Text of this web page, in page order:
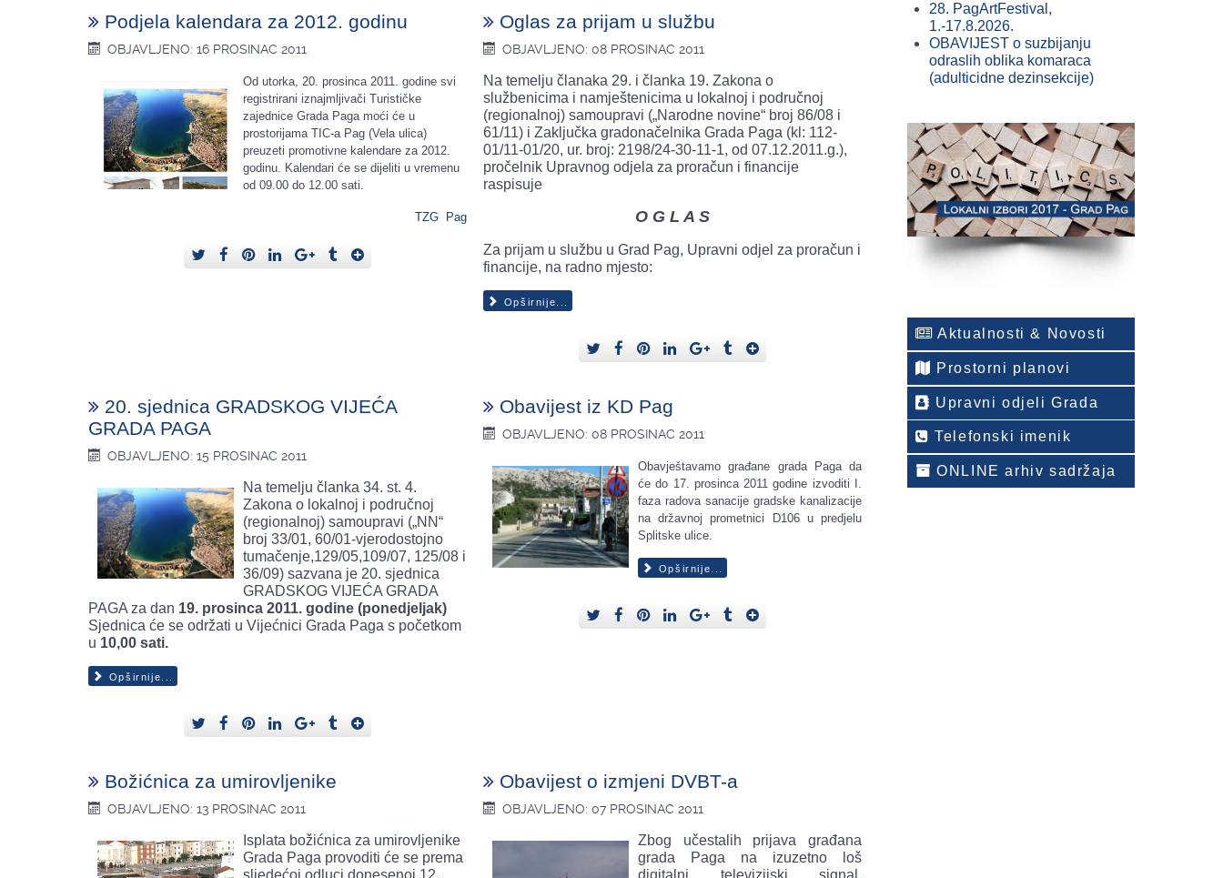
Podjela kalendara za 2012. godinu
OBJAVLJENO: 16 PROSINAC 2011
Od utorka, 20. prosinca 2011. godine svi
registrirani iznajmljivači Turističke
zajednice Grada Paga moći će u
prostorijama TIC-a Pag (Vela ulica)
preuzeti promotivne kalendare za 2012.
godinu. Kalendari će se dijeliti u vremenu
od 09.00 do 12.00 sati.
TZG Pag
Oglas za prijam u službu
OBJAVLJENO: 08 PROSINAC 2011
Na temelju članaka 29. i članka 19. Zakona o
službenicima i namještenicima u lokalnoj i područnoj
(regionalnoj) samoupravi („Narodne novine“ broj 86/08 i
61/11) i Zaključka gradonačelnika Grada Paga (kl: 112-
01/11-01/20, ur. broj: 2198/24-30-11-1, od 07.12.2011.g.),
pročelnik Upravnog odjela za proračun i financije
raspisuje
O G L A S
Za prijam u službu u Grad Pag, Upravni odjel za proračun i
financije, na radno mjesto:
Opširnije...
20. sjednica GRADSKOG VIJEĆA
GRADA PAGA
OBJAVLJENO: 15 PROSINAC 2011
Na temelju članka 34. st. 4.
Zakona o lokalnoj i područnoj
(regionalnoj) samoupravi („NN“
broj 33/01, 60/01-vjerodostojno
tumačenje,129/05,109/07, 125/08 i
36/09) sazvana je 20. sjednica
GRADSKOG VIJEĆA GRADA
PAGA za dan 19. prosinca 2011. godine (ponedjeljak)
Sjednica će se održati u Vijećnici Grada Paga s početkom
u 10,00 sati.
Opširnije...
Obavijest iz KD Pag
OBJAVLJENO: 08 PROSINAC 2011
Obavještavamo građane grada Paga da
će do 17. prosinca 2011 godine izvoditi I.
faza radova sanacije gradske kanalizacije
na državnoj prometnici D106 u predjelu
Splitske ulice.
Opširnije...
Božićnica za umirovljenike
OBJAVLJENO: 13 PROSINAC 2011
Isplata božićnica za umirovljenike
Grada Paga provoditi će se prema
Obavijest o izmjeni DVBT-a
OBJAVLJENO: 07 PROSINAC 2011
Zbog učestalih prijava građana
grada Paga na izuzetno loš
28. PagArtFestival,
1.-17.8.2026.
OBAVIJEST o suzbijanju
odraslih oblika komaraca
(adulticidne dezinsekcije)
Aktualnosti & Novosti
Prostorni planovi
Upravni odjeli Grada
Telefonski imenik
ONLINE arhiv sadržaja